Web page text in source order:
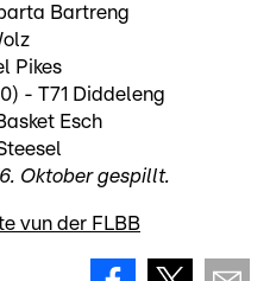
Bartreng
Pikes
- T71 Diddeleng
Esch
Oktober gespillt.
vun der FLBB